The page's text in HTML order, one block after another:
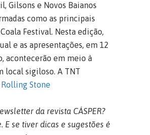
Gilsons e Novos Baianos
como as principais
Festival. Nesta edição,
e as apresentações, em 12
acontecerão em meio à
local sigiloso. A TNT
Rolling Stone
da revista CÁSPER?
E se tiver dicas e sugestões é